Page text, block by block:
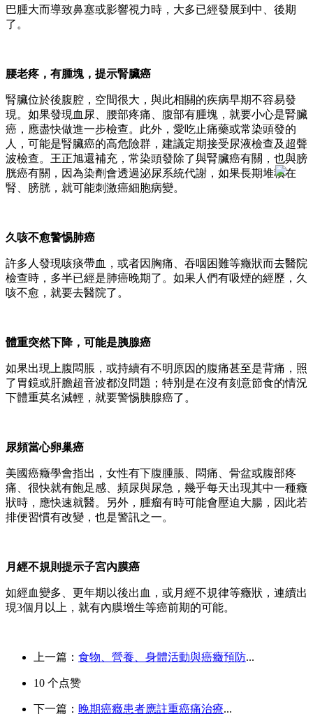
巴腫大而導致鼻塞或影響視力時，大多已經發展到中、後期
了。
腰老疼，有腫塊，提示腎臟癌
腎臟位於後腹腔，空間很大，與此相關的疾病早期不容易發
現。如果發現血尿、腰部疼痛、腹部有腫塊，就要小心是腎臟
癌，應盡快做進一步檢查。此外，愛吃止痛藥或常染頭發的
人，可能是腎臟癌的高危險群，建議定期接受尿液檢查及超聲
波檢查。王正旭還補充，常染頭發除了與腎臟癌有關，也與膀
胱癌有關，因為染劑會透過泌尿系統代謝，如果長期堆積在
腎、膀胱，就可能刺激癌細胞病變。
久咳不愈警惕肺癌
許多人發現咳痰帶血，或者因胸痛、吞咽困難等癥狀而去醫院
檢查時，多半已經是肺癌晚期了。如果人們有吸煙的經歷，久
咳不愈，就要去醫院了。
體重突然下降，可能是胰腺癌
如果出現上腹悶脹，或持續有不明原因的腹痛甚至是背痛，照
了胃鏡或肝膽超音波都沒問題；特別是在沒有刻意節食的情況
下體重莫名減輕，就要警惕胰腺癌了。
尿頻當心卵巢癌
美國癌癥學會指出，女性有下腹腫脹、悶痛、骨盆或腹部疼
痛、很快就有飽足感、頻尿與尿急，幾乎每天出現其中一種癥
狀時，應快速就醫。另外，腫瘤有時可能會壓迫大腸，因此若
排便習慣有改變，也是警訊之一。
月經不規則提示子宮內膜癌
如經血變多、更年期以後出血，或月經不規律等癥狀，連續出
現3個月以上，就有內膜增生等癌前期的可能。
上一篇： 食物、營養、身體活動與癌癥預防...
10 个点赞
下一篇： 晚期癌癥患者應註重癌痛治療...